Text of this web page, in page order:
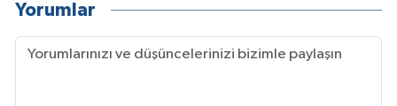
Yorumlar